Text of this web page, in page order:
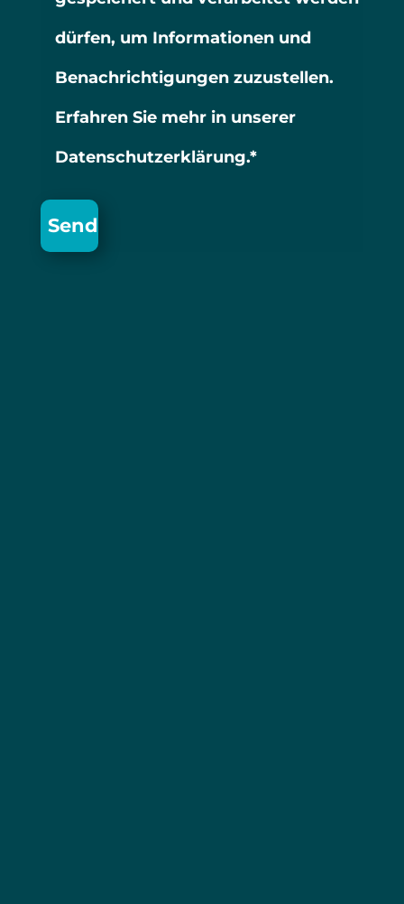
dürfen, um Informationen und
Benachrichtigungen zuzustellen.
Erfahren Sie mehr in unserer
Datenschutzerklärung.*